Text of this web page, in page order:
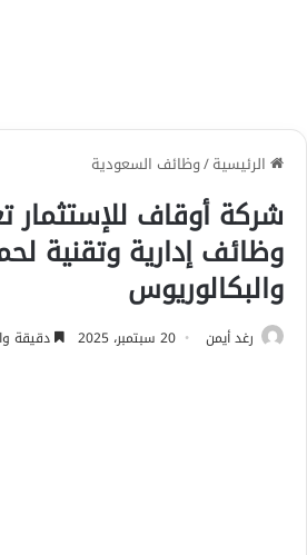
الرئيسية/وظائف السعودية
شركة أوقاف للإستثمار
وظائف إدارية وتقنية
والبكالوريوس
رغد أيمن 20 سبتمبر، 2025 دقيقة